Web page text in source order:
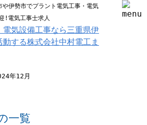
伊勢市でプラント電気工事・電気
!電気工事士求人
年12月
一覧